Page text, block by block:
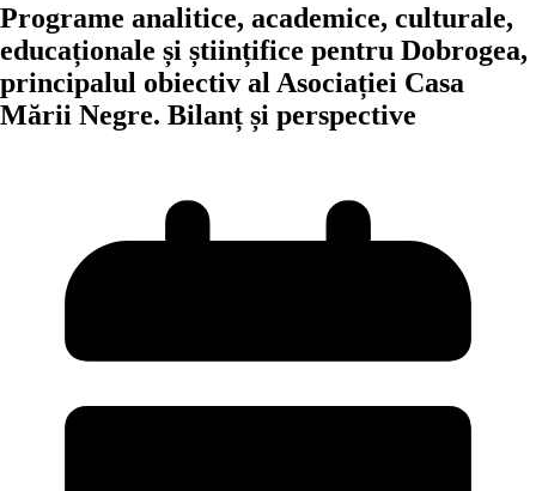
Programe analitice, academice, culturale,
educaționale și științifice pentru Dobrogea,
principalul obiectiv al Asociației Casa
Mării Negre. Bilanț și perspective